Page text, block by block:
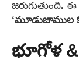
జరుగుతుంది.
‘మూడుజాముల
భూగోళ